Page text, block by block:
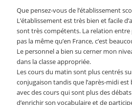
Que pensez-vous de l’établissement
L’établissement est très bien et facile
sont très compétents. La relation entre
pas la même qu’en France, c’est
Le personnel a bien su cerner mon
dans la classe appropriée.
Les cours du matin sont plus centrés
conjugaison tandis que l’après-midi
avec des cours qui sont plus des
d’enrichir son vocabulaire et de